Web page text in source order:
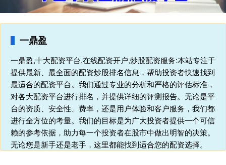
一鼎盈
一鼎盈,十大配资平台,在线配资开户,炒股配资服务:本站专注于
提供最新、最全面的配资炒股排名信息，帮助投资者快速找到
最适合的配资平台。我们通过专业的分析和严格的评估标准，
对各大配资平台进行排名，并提供详细的评测报告。无论是平
台的资质、安全性、费率，还是用户体验和客户服务，我们都
进行全方位的考量。我们的目标是为广大投资者提供一个可信
赖的参考依据，助力每一个投资者在股市中做出明智的决策。
无论您是新手还是老手，这里都能找到适合您的配资选择。